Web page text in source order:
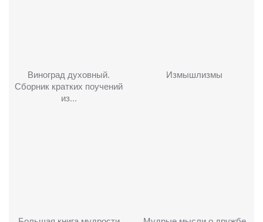
Виноград духовный.
Сборник кратких поучений
из...
Измышлизмы